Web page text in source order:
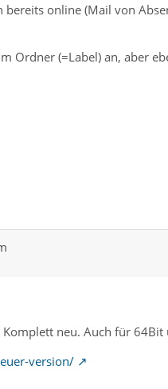
online (Mail von
Ordner (=Label) an, aber
neu. Auch für
version/